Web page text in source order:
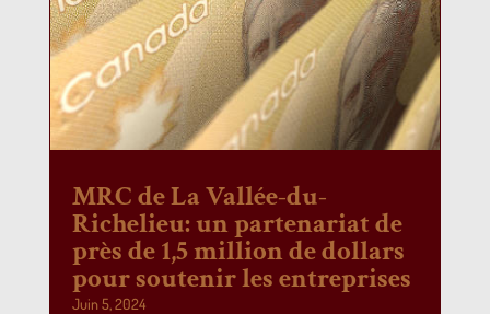
MRC de La Vallée-du-
Richelieu: un partenariat de
près de 1,5 million de dollars
pour soutenir les entreprises
Juin 5, 2024